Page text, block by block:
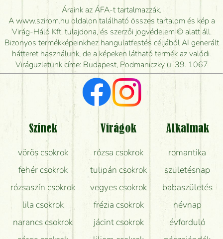
Meddig rendelhetek virágküldést úgy, hogy még ma
kiszállítsák?
Mennyire gyorsan tudják elkészíteni a csokrot, és
mikor tudják leghamarabb kiszállítani?
Vörös rózsát keresek, van önöknél?
Milyen visszajelzést kapok a virágküldésről?
Tényleg azt kapom, ami a képen van?
Mit kell tudni a virágcsokrok szállításáról?
Hogy marad a lehető legtovább friss a csokor?
Tudok adventi koszorút vásárolni boltban?
Áraink az ÁFA-t tartalmazzák.
A www.szirom.hu oldalon található összes tartalom és kép a
Virág-Háló Kft. tulajdona, és szerzői jogvédelem © alatt áll.
Bizonyos termékképeinkhez hangulatfestés céljából AI generált
hátteret használunk, de a képeken látható termék az valódi.
Virágüzletünk címe: Budapest, Podmaniczky u. 39. 1067
Színek
vörös csokrok
fehér csokrok
rózsaszín csokrok
lila csokrok
narancs csokrok
Virágok
rózsa csokrok
tulipán csokrok
vegyes csokrok
frézia csokrok
jácint csokrok
Alkalmak
romantika
születésnap
babaszületés
névnap
évforduló